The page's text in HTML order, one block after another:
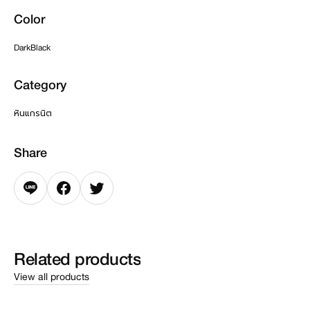
Color
DarkBlack
Category
หินแกรนิต
Share
Related products
View all products